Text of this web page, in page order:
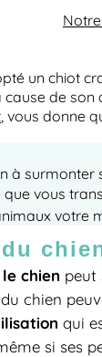
un chiot
de son
, vous donne
à
que vous
votre
chien peut
chien
qui
si ses